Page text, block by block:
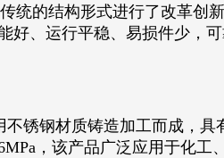
统的结构形式进行了改革创
、运行平稳、易损件少，
钢材质铸造加工而成，具
，该产品广泛应用于化工